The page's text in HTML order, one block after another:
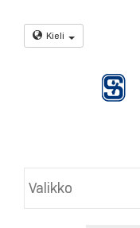
Kieli
Valikko